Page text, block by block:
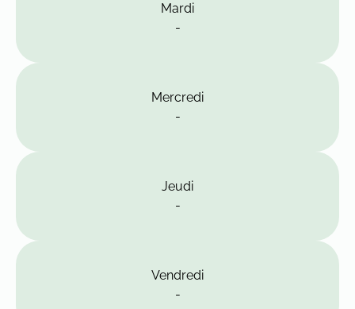
Mardi
-
Mercredi
-
Jeudi
-
Vendredi
-